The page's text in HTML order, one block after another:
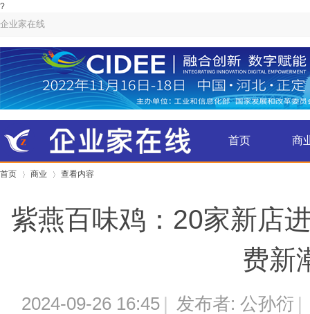
?
企业家在线
首页 商
首页 商业
›
查看内容
紫燕百味鸡：20家新店
费新
2024-09-26 16:45 发布者: 公孙衍